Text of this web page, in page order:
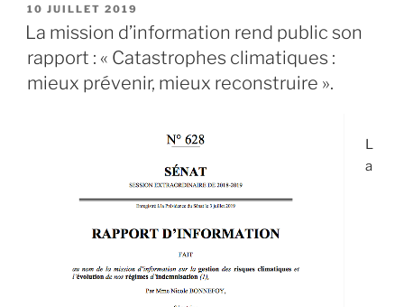
:
mieux
prévenir,
mieux
PUBLIÉ
LE
10 JUILLET 2019
La mission d’information rend public son
rapport : « Catastrophes climatiques :
mieux prévenir, mieux reconstruire ».
L
a